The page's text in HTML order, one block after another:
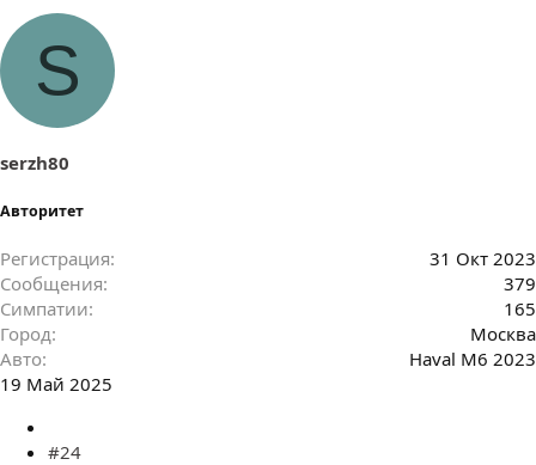
S
serzh80
Авторитет
Регистрация
31 Окт 2023
Сообщения
379
Симпатии
165
Город
Москва
Авто
Haval M6 2023
19 Май 2025
#24